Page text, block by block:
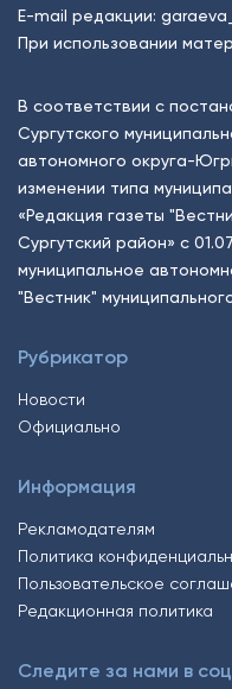
E-mail редакции:
При использовании
В соответствии с
Сургутского
автономного округа-
изменении типа
«Редакция газеты
Сургутский район» с
муниципальное
"Вестник"
Рубрикатор
Новости
Официально
Информация
Рекламодателям
Политика
Пользовательское
Редакционная политика
Следите за нами в